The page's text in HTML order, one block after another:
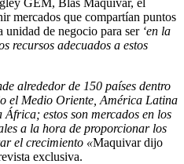
mercados que compartían puntos
unidad de negocio para ser ‘en la
recursos adecuados a estos
alrededor de 150 países dentro
el Medio Oriente, América Latina
estos son mercados en los
a la hora de proporcionar los
el crecimiento «Maquivar dijo
exclusiva.